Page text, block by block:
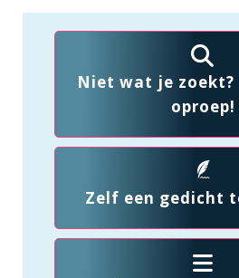
Niet wat je zoekt?
oproep!
Zelf een gedicht